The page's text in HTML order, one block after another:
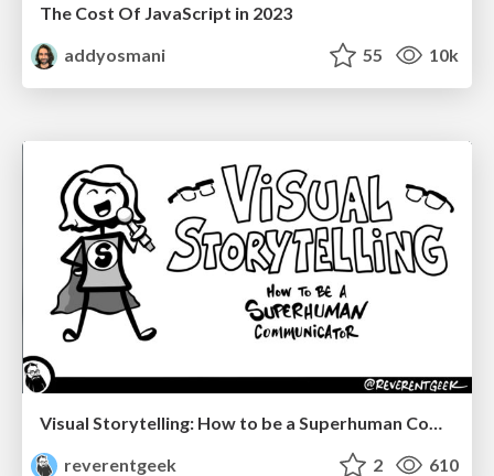
The Cost Of JavaScript in 2023
addyosmani
55 10k
Visual Storytelling: How to be a Superhuman Communicator
reverentgeek
2 610